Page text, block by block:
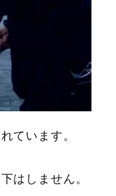
ています。
はしません。